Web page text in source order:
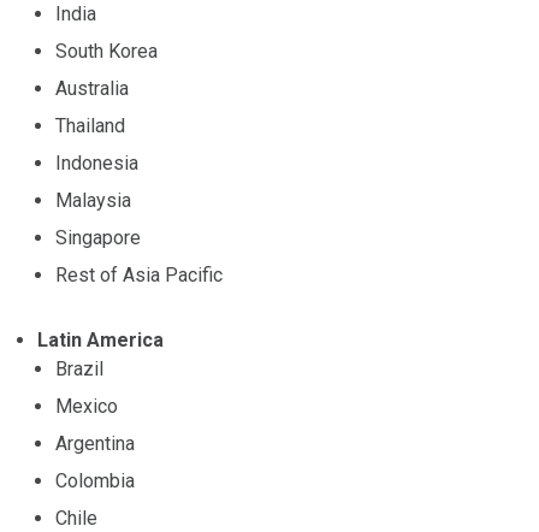
India
South Korea
Australia
Thailand
Indonesia
Malaysia
Singapore
Rest of Asia Pacific
Latin America
Brazil
Mexico
Argentina
Colombia
Chile